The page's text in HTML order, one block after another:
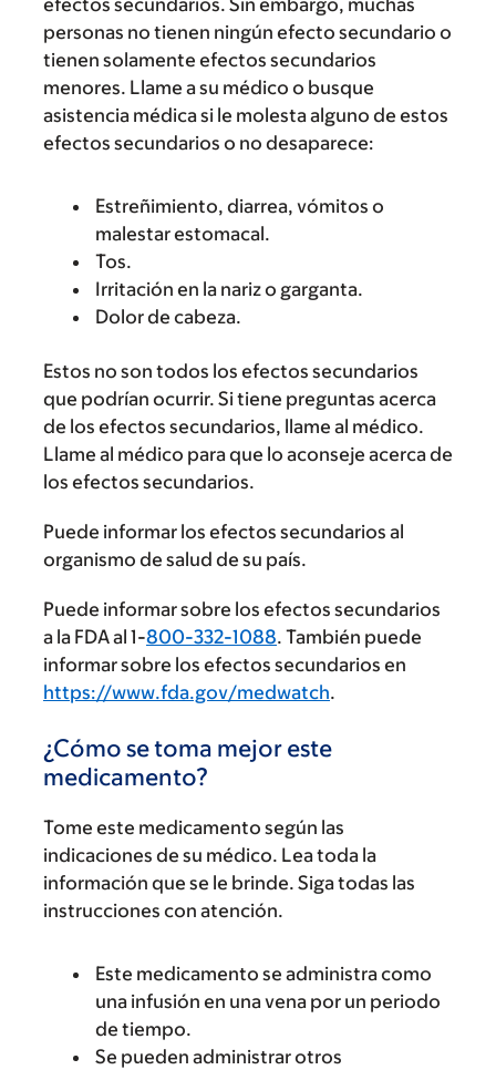
efectos secundarios. Sin embargo, muchas
personas no tienen ningún efecto secundario o
tienen solamente efectos secundarios
menores. Llame a su médico o busque
asistencia médica si le molesta alguno de estos
efectos secundarios o no desaparece:
Estreñimiento, diarrea, vómitos o
malestar estomacal.
Tos.
Irritación en la nariz o garganta.
Dolor de cabeza.
Estos no son todos los efectos secundarios
que podrían ocurrir. Si tiene preguntas acerca
de los efectos secundarios, llame al médico.
Llame al médico para que lo aconseje acerca de
los efectos secundarios.
Puede informar los efectos secundarios al
organismo de salud de su país.
Puede informar sobre los efectos secundarios
a la FDA al 1-800-332-1088. También puede
informar sobre los efectos secundarios en
https://www.fda.gov/medwatch.
¿Cómo se toma mejor este
medicamento?
Tome este medicamento según las
indicaciones de su médico. Lea toda la
información que se le brinde. Siga todas las
instrucciones con atención.
Este medicamento se administra como
una infusión en una vena por un periodo
de tiempo.
Se pueden administrar otros